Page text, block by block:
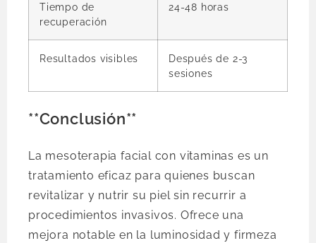
Tiempo de
recuperación
24-48 horas
Resultados visibles
Después de 2-3
sesiones
**Conclusión**
La mesoterapia facial con vitaminas es un
tratamiento eficaz para quienes buscan
revitalizar y nutrir su piel sin recurrir a
procedimientos invasivos. Ofrece una
mejora notable en la luminosidad y firmeza